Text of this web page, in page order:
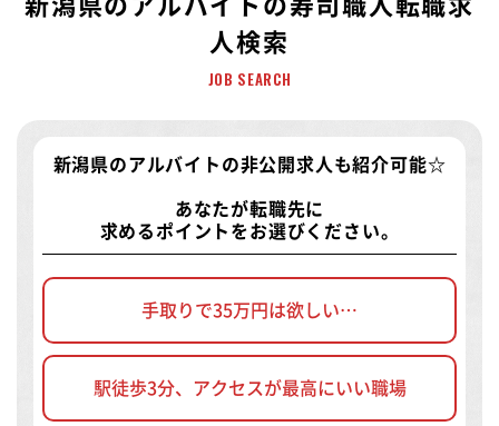
新潟県のアルバイトの寿司職人転職求
人検索
JOB SEARCH
新潟県のアルバイトの非公開求人 も紹介可能☆
あなたが転職先に
求めるポイントをお選びください。
手取りで35万円は欲しい…
駅徒歩3分、アクセスが最高にいい職場